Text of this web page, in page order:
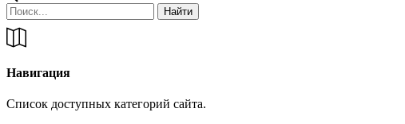
Навигация
Список доступных категорий сайта.